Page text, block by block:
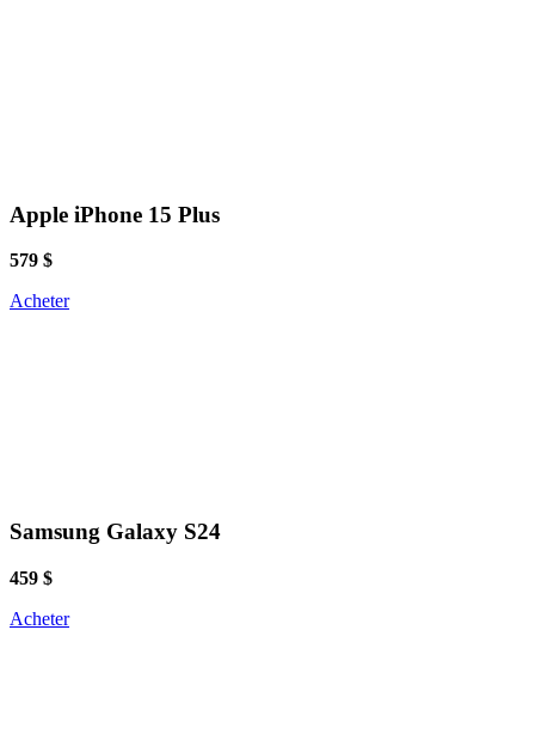
Apple iPhone 15 Plus
579 $
Acheter
Samsung Galaxy S24
459 $
Acheter